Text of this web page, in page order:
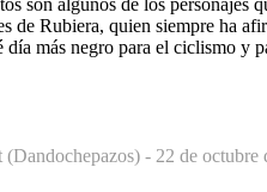
de Rubiera, quien siempre ha
día más negro para el ciclismo y
(Dandochepazos) - 22 de octubre